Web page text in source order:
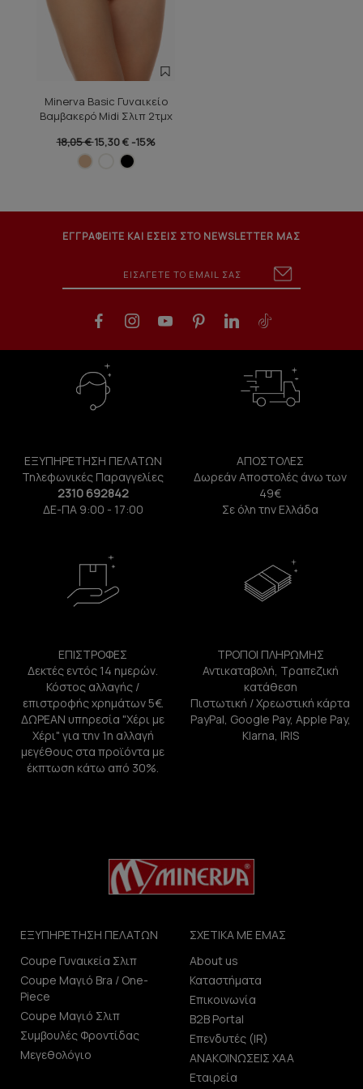
Minerva Basic Γυναικείο
Βαμβακερό Midi Σλιπ 2τμχ
18,05 €15,30 € -15%
ΕΓΓΡΑΦΕΙΤΕ ΚΑΙ ΕΣΕΙΣ ΣΤΟ NEWSLETTER ΜΑΣ
ΕΞΥΠΗΡΕΤΗΣΗ ΠΕΛΑΤΩΝ
Τηλεφωνικές Παραγγελίες
2310 692842
ΔΕ-ΠΑ 9:00 - 17:00
ΑΠΟΣΤΟΛΕΣ
Δωρεάν Αποστολές άνω των
49€
Σε όλη την Ελλάδα
ΕΠΙΣΤΡΟΦΕΣ
Δεκτές εντός 14 ημερών.
Κόστος αλλαγής /
επιστροφής χρημάτων 5€.
ΔΩΡΕΑΝ υπηρεσία "Χέρι με
Χέρι" για την 1η αλλαγή
μεγέθους στα προϊόντα με
έκπτωση κάτω από 30%.
ΤΡΟΠΟΙ ΠΛΗΡΩΜΗΣ
Αντικαταβολή, Τραπεζική
κατάθεση
Πιστωτική / Χρεωστική κάρτα
PayPal, Google Pay, Apple Pay,
Klarna, IRIS
ΕΞΥΠΗΡΕΤΗΣΗ ΠΕΛΑΤΩΝ
Coupe Γυναικεία Σλιπ
Coupe Μαγιό Bra / One-
Piece
Coupe Μαγιό Σλιπ
Συμβουλές Φροντίδας
Μεγεθολόγιο
ΣΧΕΤΙΚΑ ΜΕ ΕΜΑΣ
About us
Καταστήματα
Επικοινωνία
B2B Portal
Επενδυτές (IR)
ΑΝΑΚΟΙΝΩΣΕΙΣ ΧΑΑ
Εταιρεία